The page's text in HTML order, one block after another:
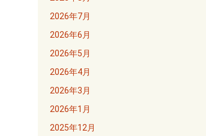
2026年7月
2026年6月
2026年5月
2026年4月
2026年3月
2026年1月
2025年12月